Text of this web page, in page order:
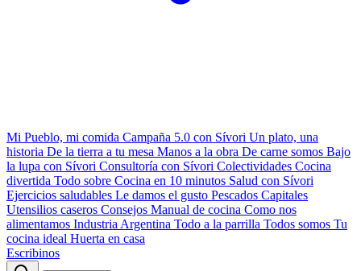
Mi Pueblo, mi comida Campaña 5.0 con Sívori Un plato, una
historia De la tierra a tu mesa Manos a la obra De carne somos Bajo
la lupa con Sívori Consultoría con Sívori Colectividades Cocina
divertida Todo sobre Cocina en 10 minutos Salud con Sívori
Ejercicios saludables Le damos el gusto Pescados Capitales
Utensilios caseros Consejos Manual de cocina Como nos
alimentamos Industria Argentina Todo a la parrilla Todos somos Tu
cocina ideal Huerta en casa
Escribinos